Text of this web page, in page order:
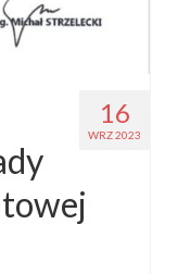
16
WRZ 2023